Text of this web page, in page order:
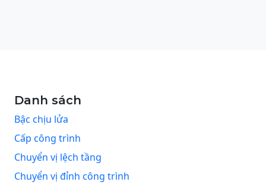
Danh sách
Bậc chịu lửa
Cấp công trình
Chuyển vị lệch tầng
Chuyển vị đỉnh công trình